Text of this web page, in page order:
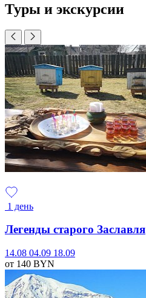
Туры и экскурсии
1 день
Легенды старого Заславля
14.08 04.09 18.09
от 140 BYN